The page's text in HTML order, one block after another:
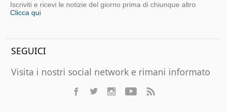
Iscriviti e ricevi le notizie del giorno prima di chiunque altro
Clicca qui
SEGUICI
Visita i nostri social network e rimani informato